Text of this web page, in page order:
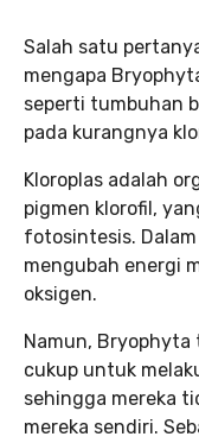
Salah satu
mengapa
seperti tumbuhan
pada kurangnya
Kloroplas adalah
pigmen klorofil,
fotosintesis.
mengubah energi
oksigen.
Namun, Bryophyta
cukup untuk
sehingga mereka
mereka sendiri.